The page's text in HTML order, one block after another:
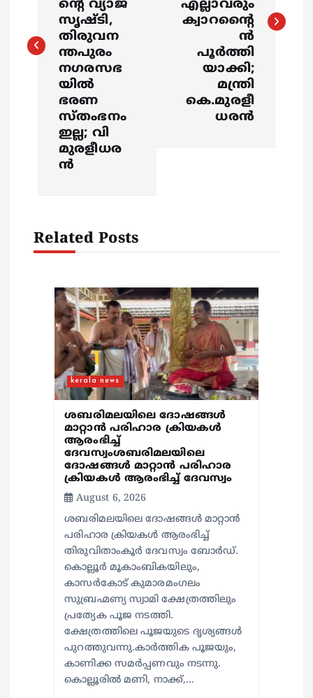
n
t
ന്റെ വ്യാജ
സൃഷ്ടി,
തിരുവന
ന്തപുരം
നഗരസഭ
യിൽ
ഭരണ
സ്തംഭനം
ഇല്ല; വി
മുരളീധര
ൻ
എല്ലാവരും
ക്വാറന്റൈ
ൻ
പൂർത്തി
യാക്കി;
മന്ത്രി
കെ.മുരളീ
ധരൻ
Related Posts
kerala news
ശബരിമലയിലെ ദോഷങ്ങൾ
മാറ്റാൻ പരിഹാര ക്രിയകൾ
ആരംഭിച്ച്
ദേവസ്വംശബരിമലയിലെ
ദോഷങ്ങൾ മാറ്റാൻ പരിഹാര
ക്രിയകൾ ആരംഭിച്ച് ദേവസ്വം
August 6, 2026
ശബരിമലയിലെ ദോഷങ്ങൾ മാറ്റാൻ
പരിഹാര ക്രിയകൾ ആരംഭിച്ച്
തിരുവിതാംകൂർ ദേവസ്വം ബോർഡ്.
കൊല്ലൂർ മൂകാംബികയിലും,
കാസർകോട് കുമാരമംഗലം
സുബ്രഹ്മണ്യ സ്വാമി ക്ഷേത്രത്തിലും
പ്രത്യേക പൂജ നടത്തി.
ക്ഷേത്രത്തിലെ പൂജയുടെ ദൃശ്യങ്ങൾ
പുറത്തുവന്നു.കാർത്തിക പൂജയും,
കാണിക്ക സമർപ്പണവും നടന്നു.
കൊല്ലൂരിൽ മണി, നാക്ക്,…